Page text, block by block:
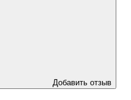
Добавить отзыв